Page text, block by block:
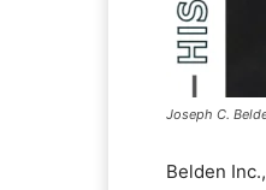
Joseph C.
Belden